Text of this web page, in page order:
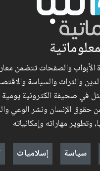
والصفحات تتضمن
والتراث والسياسة
في صحيفة الكترونية
حقوق الإنسان ونشر الوعي
وتطوير مهاراته وإمكانياته
سياسة إسلاميات